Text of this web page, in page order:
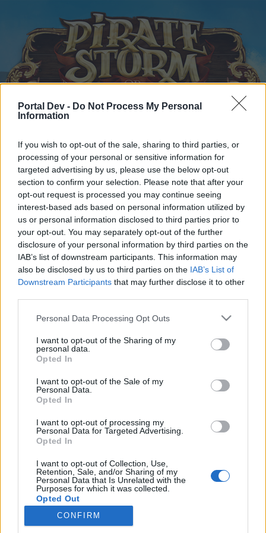
Portal Dev - Do Not Process My Personal
Information
If you wish to opt-out of the sale, sharing to third parties, or
processing of your personal or sensitive information for
targeted advertising by us, please use the below opt-out
section to confirm your selection. Please note that after your
opt-out request is processed you may continue seeing
interest-based ads based on personal information utilized by
us or personal information disclosed to third parties prior to
your opt-out. You may separately opt-out of the further
disclosure of your personal information by third parties on the
IAB’s list of downstream participants. This information may
also be disclosed by us to third parties on the IAB’s List of
Downstream Participants that may further disclose it to other
Personal Data Processing Opt Outs
I want to opt-out of the Sharing of my
personal data.
Opted In
I want to opt-out of the Sale of my
Personal Data.
Opted In
I want to opt-out of processing my
Personal Data for Targeted Advertising.
Opted In
I want to opt-out of Collection, Use,
Retention, Sale, and/or Sharing of my
Personal Data that Is Unrelated with the
Purposes for which it was collected.
Opted Out
CONFIRM
Startseite Foren Zentrale Offizielle Ankündigungen
Support Black Screen
Liebe(r) Forum-Leser/in,
wenn Du in diesem Forum aktiv an den Gesprächen
teilnehmen oder eigene Themen starten möchtest,
musst Du Dich bitte zunächst im Spiel einloggen.
nächsten Besuch in unserem Forum!
„Zum Spiel“
Charlie
Board Administrator
Ahoi Piraten,
Zeit ein paar Probleme beim Einloggen und auch danach
mit Lags im Spielablauf.
Unsere Techniker sind gerade intensiv dabei, dieses wieder
zu beheben. Wir bitte daher um etwas Geduld.
Vielen Dank für euer Verständnis.
Euer BP-Team
Letzte Beiträge